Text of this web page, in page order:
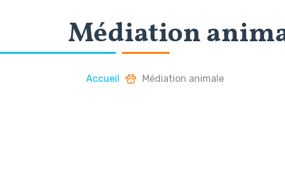
Médiation
Accueil Médiation animale